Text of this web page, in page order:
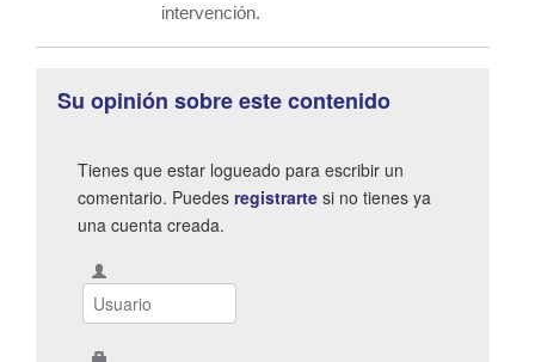
intervención.
Su opinión sobre este contenido
Tienes que estar logueado para escribir un
comentario. Puedes registrarte si no tienes ya
una cuenta creada.